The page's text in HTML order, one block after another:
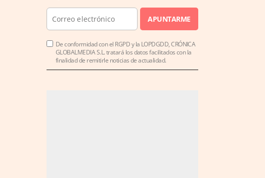
APUNTARME
De conformidad con el RGPD y la LOPDGDD, CRÓNICA
GLOBALMEDIA S.L. tratará los datos facilitados con la
finalidad de remitirle noticias de actualidad.